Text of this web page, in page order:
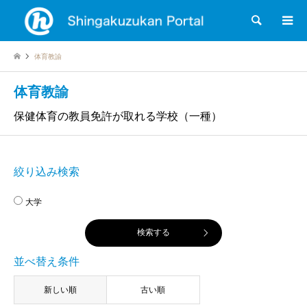
検索
体育教諭
体育教諭
保健体育の教員免許が取れる学校（一種）
絞り込み検索
大学
並べ替え条件
新しい順 古い順